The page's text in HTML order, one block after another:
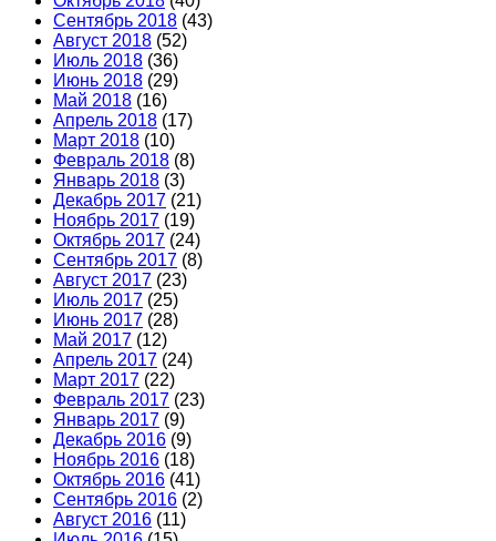
Сентябрь 2018 (43)
Август 2018 (52)
Июль 2018 (36)
Июнь 2018 (29)
Май 2018 (16)
Апрель 2018 (17)
Март 2018 (10)
Февраль 2018 (8)
Январь 2018 (3)
Декабрь 2017 (21)
Ноябрь 2017 (19)
Октябрь 2017 (24)
Сентябрь 2017 (8)
Август 2017 (23)
Июль 2017 (25)
Июнь 2017 (28)
Май 2017 (12)
Апрель 2017 (24)
Март 2017 (22)
Февраль 2017 (23)
Январь 2017 (9)
Декабрь 2016 (9)
Ноябрь 2016 (18)
Октябрь 2016 (41)
Сентябрь 2016 (2)
Август 2016 (11)